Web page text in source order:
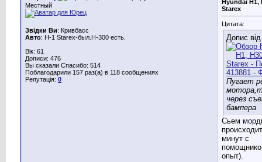
Местный
Звідки Ви: Кривбасс
Авто: H-1 Starex-был.Н-300 есть.
Вік: 61
Дописи: 476
Вы сказали Спасибо: 514
Поблагодарили 157 раз(а) в 118 сообщениях
Репутація: 0
Hyundai H1,
Starex
Цитата:
Допис
Пугает
через
бампера
Сьем
минут с
опыт).